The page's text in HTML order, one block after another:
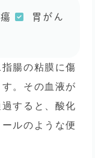
胃がん
腸の粘膜に傷
。その血液が
すると、酸化
ルのような便